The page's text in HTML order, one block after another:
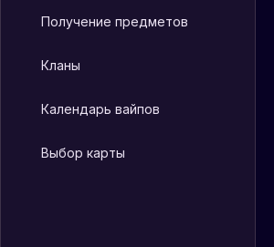
Получение предметов
Кланы
Календарь вайпов
Выбор карты